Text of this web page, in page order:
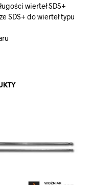
wierteł SDS+
SDS+ do wierteł typu